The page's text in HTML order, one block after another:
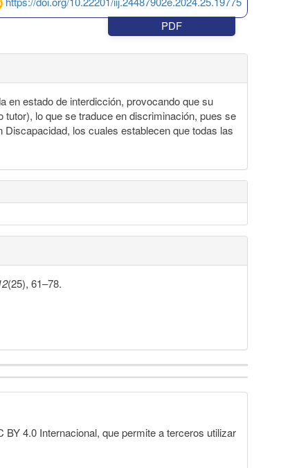
PDF
en estado de interdicción, provocando que su
lo que se traduce en discriminación, pues se
los cuales establecen que todas las
(25), 61–78.
4.0 Internacional, que permite a terceros utilizar